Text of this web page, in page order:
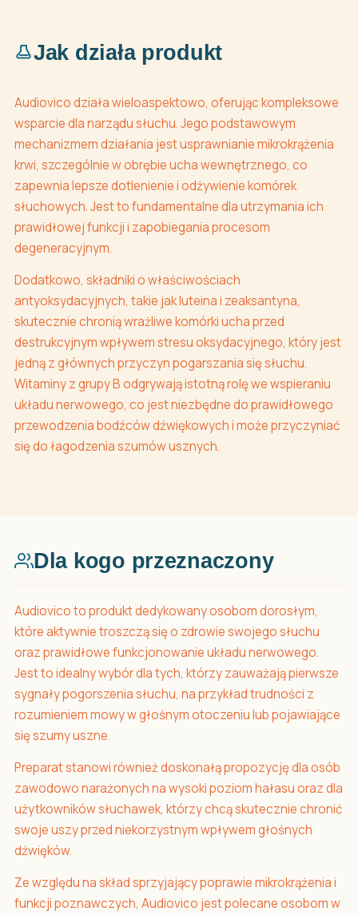
Jak działa produkt
Audiovico działa wieloaspektowo, oferując kompleksowe
wsparcie dla narządu słuchu. Jego podstawowym
mechanizmem działania jest usprawnianie mikrokrążenia
krwi, szczególnie w obrębie ucha wewnętrznego, co
zapewnia lepsze dotlenienie i odżywienie komórek
słuchowych. Jest to fundamentalne dla utrzymania ich
prawidłowej funkcji i zapobiegania procesom
degeneracyjnym.
Dodatkowo, składniki o właściwościach
antyoksydacyjnych, takie jak luteina i zeaksantyna,
skutecznie chronią wrażliwe komórki ucha przed
destrukcyjnym wpływem stresu oksydacyjnego, który jest
jedną z głównych przyczyn pogarszania się słuchu.
Witaminy z grupy B odgrywają istotną rolę we wspieraniu
układu nerwowego, co jest niezbędne do prawidłowego
przewodzenia bodźców dźwiękowych i może przyczyniać
się do łagodzenia szumów usznych.
Dla kogo przeznaczony
Audiovico to produkt dedykowany osobom dorosłym,
które aktywnie troszczą się o zdrowie swojego słuchu
oraz prawidłowe funkcjonowanie układu nerwowego.
Jest to idealny wybór dla tych, którzy zauważają pierwsze
sygnały pogorszenia słuchu, na przykład trudności z
rozumieniem mowy w głośnym otoczeniu lub pojawiające
się szumy uszne.
Preparat stanowi również doskonałą propozycję dla osób
zawodowo narażonych na wysoki poziom hałasu oraz dla
użytkowników słuchawek, którzy chcą skutecznie chronić
swoje uszy przed niekorzystnym wpływem głośnych
dźwięków.
Ze względu na skład sprzyjający poprawie mikrokrążenia i
funkcji poznawczych, Audiovico jest polecane osobom w